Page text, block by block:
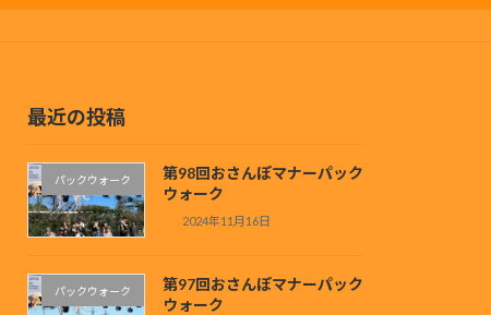
最近の投稿
パックウォーク
第98回おさんぽマナーパック
ウォーク
2024年11月16日
パックウォーク
第97回おさんぽマナーパック
ウォーク